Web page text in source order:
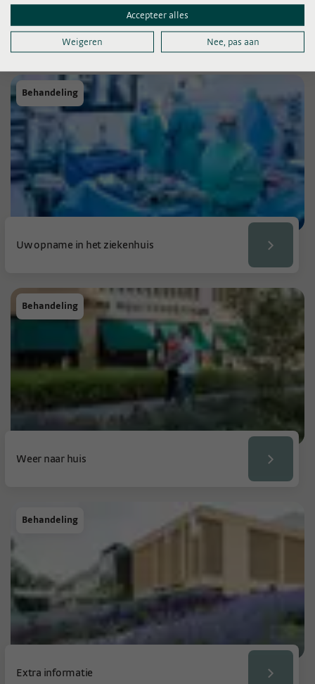
Voorbereidingen thuis
Uw opname in het ziekenhuis
Behandeling
Weer naar huis
Behandeling
Extra informatie
Behandeling
Accepteer alles
Weigeren Nee, pas aan